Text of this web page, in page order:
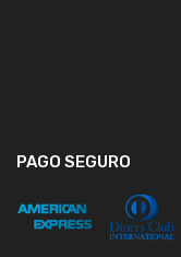
PAGO SEGURO